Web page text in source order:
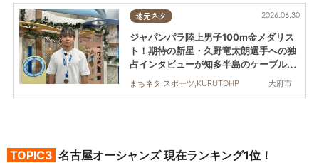
地元ネタ
大府市
2026.06.30
ジャパンパラ陸上男子100m金メダリス
ト！期待の新星・久野竜太朗選手への独
占インタビューが知多半島のケーブルテ
レビ全局で放送
まちネタ,スポーツ,KURUTOHP
TOPIC3 名古屋オーシャンズ 現在ランキング1位！